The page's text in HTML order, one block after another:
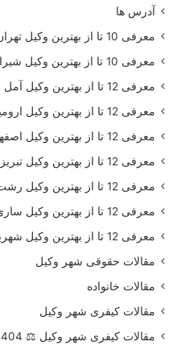
آدرس ها
معرفی 10 تا از بهترین وکیل تهران 🥇【آپدیت جدید】⚖️
معرفی 10 تا از بهترین وکیل شیراز 🥇【آپدیت جدید】⚖️
معرفی 12 تا از بهترین وکیل آمل 🥇【آپدیت جدید】⚖️
معرفی 12 تا از بهترین وکیل ارومیه 🥇【آپدیت جدید】⚖️
معرفی 12 تا از بهترین وکیل اصفهان 🥇【آپدیت جدید】⚖️
معرفی 12 تا از بهترین وکیل تبریز 🥇【آپدیت جدید】⚖️
معرفی 12 تا از بهترین وکیل رشت 🥇【آپدیت جدید】⚖️
معرفی 12 تا از بهترین وکیل ساری 🥇【آپدیت جدید】⚖️
معرفی 12 تا از بهترین وکیل شهریار 🥇【آپدیت جدید】⚖️
مقالات حقوقی شهر وکیل
مقالات خانواده
مقالات کیفری شهر وکیل
مقالات کیفری شهر وکیل ⚖️ 1404